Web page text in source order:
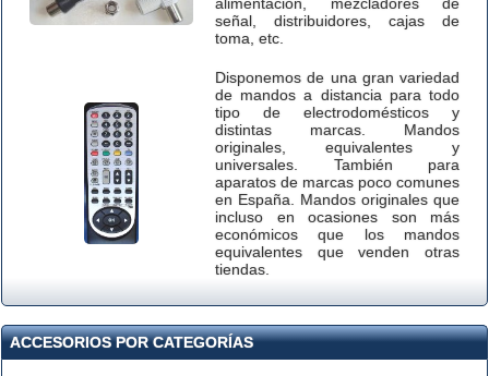
señal, distribuidores, cajas de
toma, etc.
Disponemos de una gran variedad
de mandos a distancia para todo
tipo de electrodomésticos y
distintas marcas. Mandos
originales, equivalentes y
universales. También para
aparatos de marcas poco comunes
en España. Mandos originales que
incluso en ocasiones son más
económicos que los mandos
equivalentes que venden otras
tiendas.
ACCESORIOS POR CATEGORÍAS